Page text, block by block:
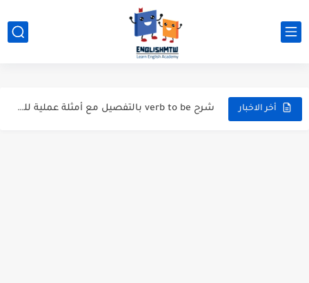
أخر الاخبار
modal verbs بالانجليزي: قواعد الاستخدام مع أمثلة
قواعد اللغة الانجليزية كاملة pdf للمبتدئين مجاناً